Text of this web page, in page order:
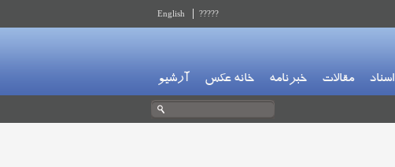
?????
English
اسناد مقالات خبرنامه خانه عکس آرشیو